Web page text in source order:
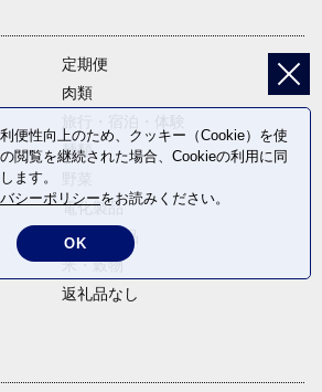
定期便
肉類
麺類
電化製品
卵・乳製品
米・穀物
返礼品なし
便性向上のため、クッキー（Cookie）を使
閲覧を継続された場合、Cookieの利用に同
ます。
シーポリシーをお読みください。
OK